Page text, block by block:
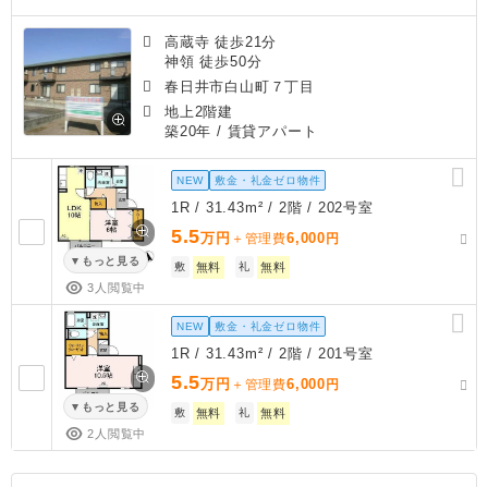
高蔵寺 徒歩21分
神領 徒歩50分
春日井市白山町７丁目
地上2階建
築20年 / 賃貸アパート
もっと見る
3人閲覧中
NEW 敷金・礼金ゼロ物件
1R / 31.43m² / 2階 / 202号室
5.5万円 ＋管理費6,000 円
敷 無料 礼 無料
もっと見る
2人閲覧中
NEW 敷金・礼金ゼロ物件
1R / 31.43m² / 2階 / 201号室
5.5万円 ＋管理費6,000 円
敷 無料 礼 無料